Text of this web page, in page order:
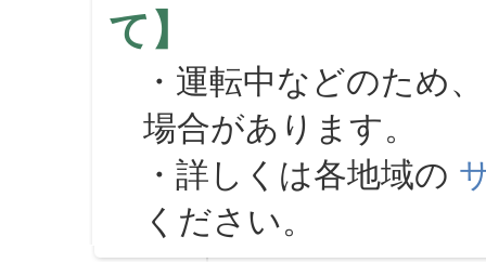
て】
・運転中などのため
場合があります。
・詳しくは各地域の
ください。